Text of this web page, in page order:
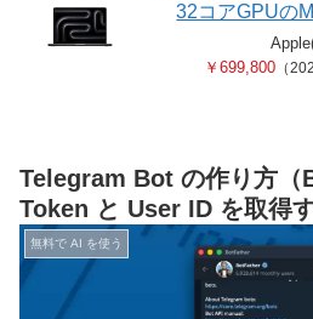
32コアGPUの
￥699,800 （
Telegram Bot の作り方
Token と User ID を取得
無料で AI を使う